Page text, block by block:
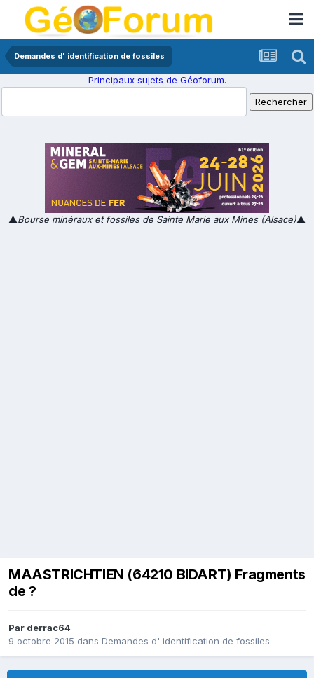
Demandes d' identification de fossiles
Principaux sujets de Géoforum.
▲Bourse minéraux et fossiles de Sainte Marie aux Mines (Alsace)▲
MAASTRICHTIEN (64210 BIDART) Fragments
de ?
Par derrac64
9 octobre 2015 dans Demandes d' identification de fossiles